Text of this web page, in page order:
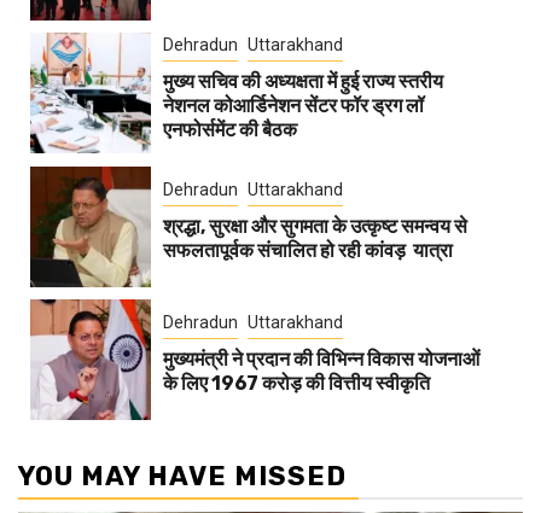
Dehradun Uttarakhand
मुख्य सचिव की अध्यक्षता में हुई राज्य स्तरीय
नेशनल कोआर्डिनेशन सेंटर फॉर ड्रग लॉ
एनफोर्समेंट की बैठक
Dehradun Uttarakhand
श्रद्धा, सुरक्षा और सुगमता के उत्कृष्ट समन्वय से
सफलतापूर्वक संचालित हो रही कांवड़ यात्रा
Dehradun Uttarakhand
मुख्यमंत्री ने प्रदान की विभिन्न विकास योजनाओं
के लिए 1967 करोड़ की वित्तीय स्वीकृति
YOU MAY HAVE MISSED